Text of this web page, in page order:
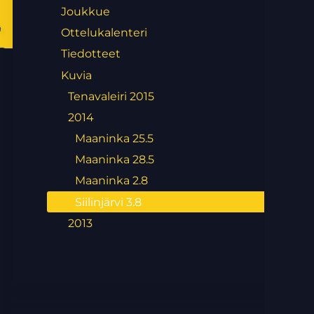
Joukkue
Ottelukalenteri
Tiedotteet
Kuvia
Tenavaleiri 2015
2014
Maaninka 25.5
Maaninka 28.5
Maaninka 2.8
Siilinjärvi 3.8
2013